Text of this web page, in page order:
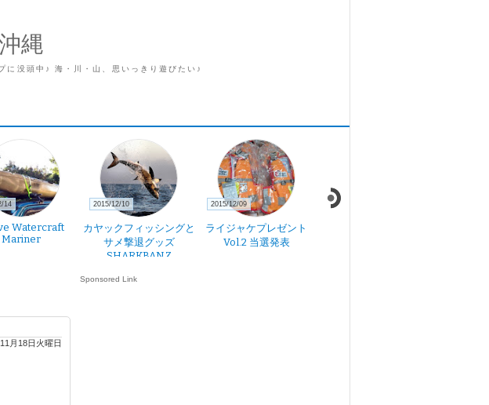
縄
没頭中♪ 海・川・山、思いっきり遊びたい♪
Watercraft
Mariner
14
カヤックフィッシングと
サメ撃退グッズ
SHARKBANZ
2015/12/10
ライジャケプレゼント
Vol.2 当選発表
2015/12/09 2019/12/06
月18日火曜日
Sponsored Link